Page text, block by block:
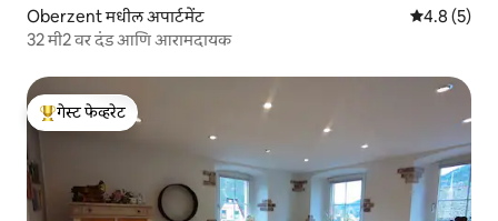
Oberzent मधील अपार्टमेंट 5 पैकी 4.8
4.8 (5)
32 मी2 वर दंड आणि आरामदायक
टॉप गेस्ट फेव्हरेट
गेस्ट फेव्हरेट